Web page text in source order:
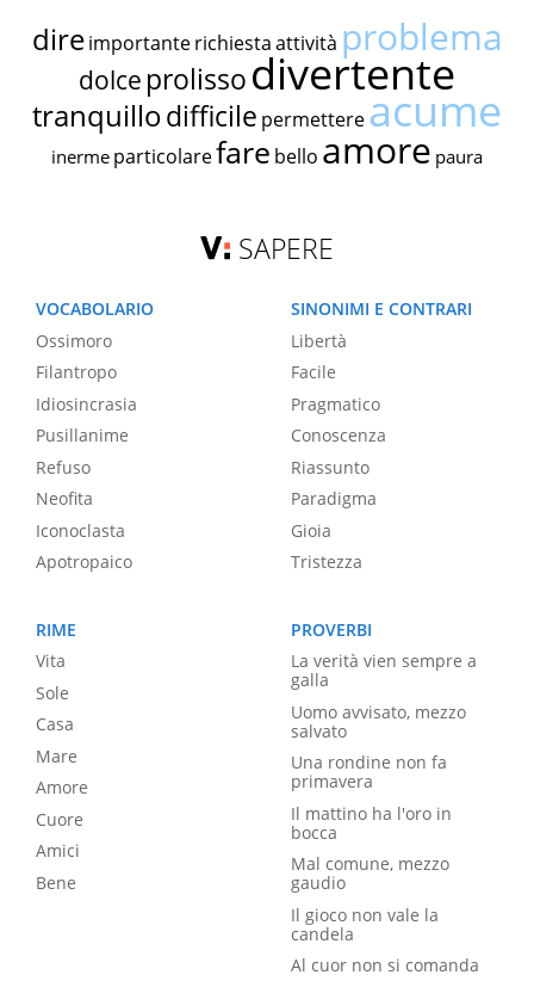
dire importante richiestaattività problema
dolce prolissodivertente
tranquillodifficile permettereacume
inerme particolarefare bello amore paura
SAPERE
VOCABOLARIO
Ossimoro
Filantropo
Idiosincrasia
Pusillanime
Refuso
Neofita
Iconoclasta
Apotropaico
SINONIMI E CONTRARI
Libertà
Facile
Pragmatico
Conoscenza
Riassunto
Paradigma
Gioia
Tristezza
RIME
Vita
Sole
Casa
Mare
Amore
Cuore
Amici
Bene
PROVERBI
La verità vien sempre a
galla
Uomo avvisato, mezzo
salvato
Una rondine non fa
primavera
Il mattino ha l'oro in
bocca
Mal comune, mezzo
gaudio
Il gioco non vale la
candela
Al cuor non si comanda